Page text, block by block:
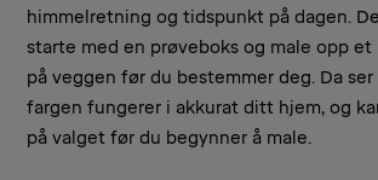
himmelretning og tidspunkt på dagen.
starte med en prøveboks og male opp et
på veggen før du bestemmer deg. Da
fargen fungerer i akkurat ditt hjem, og
på valget før du begynner å male.